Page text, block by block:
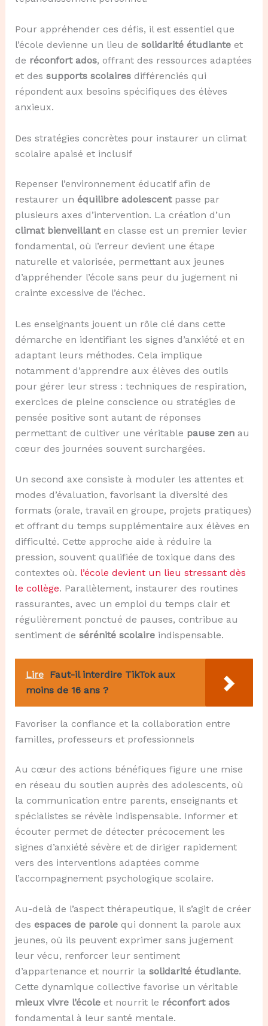
Pour appréhender ces défis, il est essentiel que
l’école devienne un lieu de solidarité étudianteet
de réconfort ados, offrant des ressources adaptées
et des supports scolairesdifférenciés qui
répondent aux besoins spécifiques des élèves
anxieux.
Des stratégies concrètes pour instaurer un climat
scolaire apaisé et inclusif
Repenser l’environnement éducatif afin de
restaurer un équilibre adolescentpasse par
plusieurs axes d’intervention. La création d’un
climat bienveillanten classe est un premier levier
fondamental, où l’erreur devient une étape
naturelle et valorisée, permettant aux jeunes
d’appréhender l’école sans peur du jugement ni
crainte excessive de l’échec.
Les enseignants jouent un rôle clé dans cette
démarche en identifiant les signes d’anxiété et en
adaptant leurs méthodes. Cela implique
notamment d’apprendre aux élèves des outils
pour gérer leur stress : techniques de respiration,
exercices de pleine conscience ou stratégies de
pensée positive sont autant de réponses
permettant de cultiver une véritable pause zenau
cœur des journées souvent surchargées.
Un second axe consiste à moduler les attentes et
modes d’évaluation, favorisant la diversité des
formats (orale, travail en groupe, projets pratiques)
et offrant du temps supplémentaire aux élèves en
difficulté. Cette approche aide à réduire la
pression, souvent qualifiée de toxique dans des
contextes où. l’école devient un lieu stressant dès
le collège. Parallèlement, instaurer des routines
rassurantes, avec un emploi du temps clair et
régulièrement ponctué de pauses, contribue au
sentiment de sérénité scolaireindispensable.
Lire Faut-il interdire TikTok aux
moins de 16 ans ?
Favoriser la confiance et la collaboration entre
familles, professeurs et professionnels
Au cœur des actions bénéfiques figure une mise
en réseau du soutien auprès des adolescents, où
la communication entre parents, enseignants et
spécialistes se révèle indispensable. Informer et
écouter permet de détecter précocement les
signes d’anxiété sévère et de diriger rapidement
vers des interventions adaptées comme
l’accompagnement psychologique scolaire.
Au-delà de l’aspect thérapeutique, il s’agit de créer
des espaces de parolequi donnent la parole aux
jeunes, où ils peuvent exprimer sans jugement
leur vécu, renforcer leur sentiment
d’appartenance et nourrir la solidarité étudiante.
Cette dynamique collective favorise un véritable
mieux vivre l’écoleet nourrit le réconfort ados
fondamental à leur santé mentale.